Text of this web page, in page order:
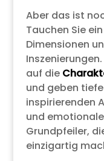
Aber das ist
Tauchen Sie
Dimensionen
auf die
und geben
inspirierenden
und
Grundpfeiler,
einzigartig